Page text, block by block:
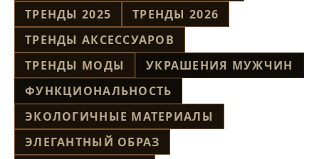
ТРЕНДЫ 2025
ТРЕНДЫ 2026
ТРЕНДЫ АКСЕССУАРОВ
ТРЕНДЫ МОДЫ
УКРАШЕНИЯ МУЖЧИН
ФУНКЦИОНАЛЬНОСТЬ
ЭКОЛОГИЧНЫЕ МАТЕРИАЛЫ
ЭЛЕГАНТНЫЙ ОБРАЗ